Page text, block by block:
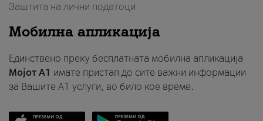
Заштита на лични податоци
Мобилна апликација
Единствено преку бесплатната мобилна апликација
Мојот A1 имате пристап до сите важни информации
за Вашите A1 услуги, во било кое време.